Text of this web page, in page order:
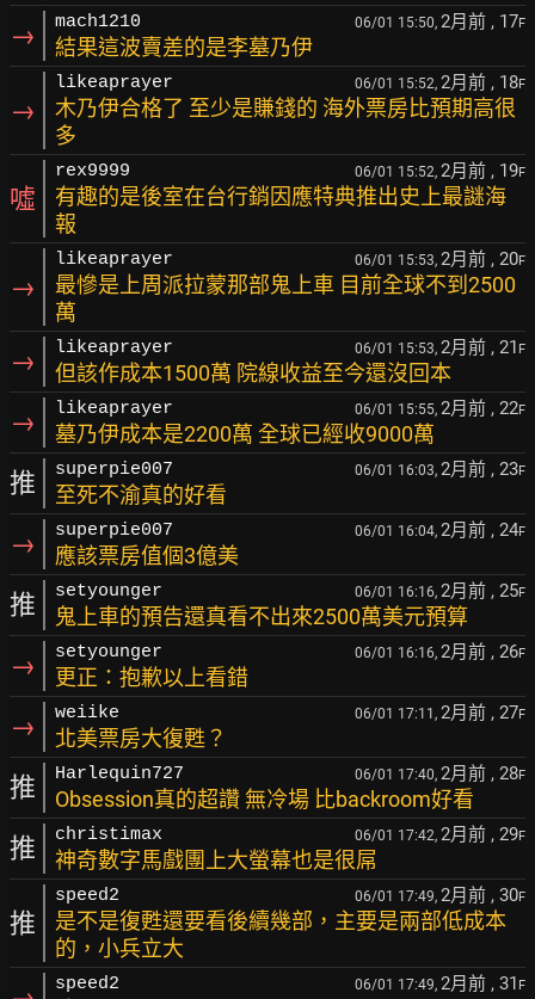
→ mach1210 06/01 15:50, 2月前 , 17F
結果這波賣差的是李墓乃伊
→
likeaprayer 06/01 15:52, 2月前 , 18F
木乃伊合格了 至少是賺錢的 海外票房比預期高很
多
噓
rex9999 06/01 15:52, 2月前 , 19F
有趣的是後室在台行銷因應特典推出史上最謎海
報
→
likeaprayer 06/01 15:53, 2月前 , 20F
最慘是上周派拉蒙那部鬼上車 目前全球不到2500
萬
→ likeaprayer 06/01 15:53, 2月前 , 21 F
但該作成本1500萬 院線收益至今還沒回本
→ likeaprayer 06/01 15:55, 2月前 , 22F
墓乃伊成本是2200萬 全球已經收9000萬
推 superpie007 06/01 16:03, 2月前 , 23F
至死不渝真的好看
→ superpie007 06/01 16:04, 2月前 , 24F
應該票房值個3億美
推 setyounger 06/01 16:16, 2月前 , 25F
鬼上車的預告還真看不出來2500萬美元預算
→ setyounger 06/01 16:16, 2月前 , 26F
更正：抱歉以上看錯
→ weiike 06/01 17:11, 2月前 , 27F
北美票房大復甦？
推 Harlequin727 06/01 17:40, 2月前 , 28F
Obsession真的超讚 無冷場 比backroom好看
推 christimax 06/01 17:42, 2月前 , 29F
神奇數字馬戲團上大螢幕也是很屌
推
speed2 06/01 17:49, 2月前 , 30F
是不是復甦還要看後續幾部，主要是兩部低成本
的，小兵立大
speed2 06/01 17:49, 2月前 , 31 F